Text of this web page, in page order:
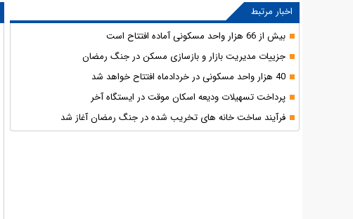
اخبار مرتبط
بیش از 66 هزار واحد مسکونی آماده افتتاح است
جزییات مدیریت بازار و بازسازی مسکن در جنگ رمضان
40 هزار واحد مسکونی در خردادماه افتتاح خواهد شد
پرداخت تسهیلات ودیعه اسکان موقت در ایستگاه آخر
فرآیند ساخت خانه های تخریب شده در جنگ رمضان آغاز شد